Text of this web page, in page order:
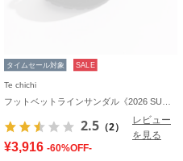
タイムセール対象 SALE
Te chichi
2.5 （2）
レビュー
を見る
¥3,916 -60%OFF-